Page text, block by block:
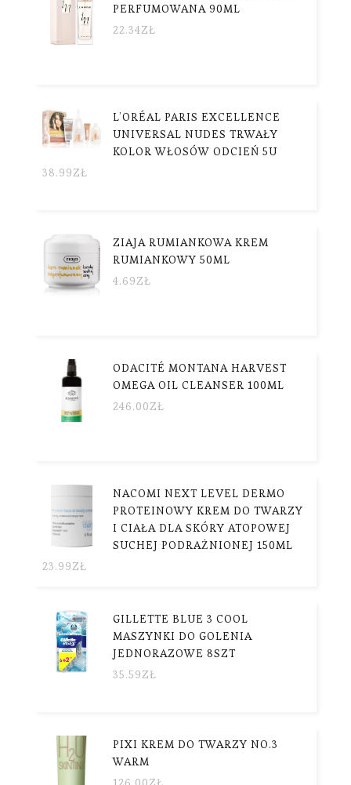
PERFUMOWANA 90ML
22.34ZŁ
L’ORÉAL PARIS EXCELLENCE
UNIVERSAL NUDES TRWAŁY
KOLOR WŁOSÓW ODCIEŃ 5U
38.99ZŁ
ZIAJA RUMIANKOWA KREM
RUMIANKOWY 50ML
4.69ZŁ
ODACITÉ MONTANA HARVEST
OMEGA OIL CLEANSER 100ML
246.00ZŁ
NACOMI NEXT LEVEL DERMO
PROTEINOWY KREM DO TWARZY
I CIAŁA DLA SKÓRY ATOPOWEJ
SUCHEJ PODRAŻNIONEJ 150ML
23.99ZŁ
GILLETTE BLUE 3 COOL
MASZYNKI DO GOLENIA
JEDNORAZOWE 8SZT
35.59ZŁ
PIXI KREM DO TWARZY NO.3
WARM